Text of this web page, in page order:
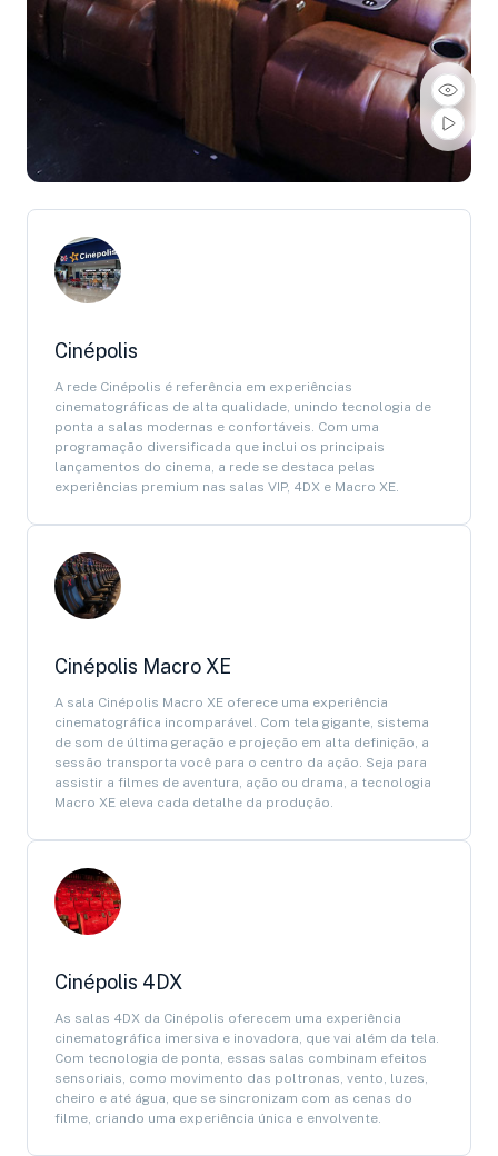
Cinépolis
A rede Cinépolis é referência em experiências
cinematográficas de alta qualidade, unindo tecnologia de
ponta a salas modernas e confortáveis. Com uma
programação diversificada que inclui os principais
lançamentos do cinema, a rede se destaca pelas
experiências premium nas salas VIP, 4DX e Macro XE.
Cinépolis Macro XE
A sala Cinépolis Macro XE oferece uma experiência
cinematográfica incomparável. Com tela gigante, sistema
de som de última geração e projeção em alta definição, a
sessão transporta você para o centro da ação. Seja para
assistir a filmes de aventura, ação ou drama, a tecnologia
Macro XE eleva cada detalhe da produção.
Cinépolis 4DX
As salas 4DX da Cinépolis oferecem uma experiência
cinematográfica imersiva e inovadora, que vai além da tela.
Com tecnologia de ponta, essas salas combinam efeitos
sensoriais, como movimento das poltronas, vento, luzes,
cheiro e até água, que se sincronizam com as cenas do
filme, criando uma experiência única e envolvente.